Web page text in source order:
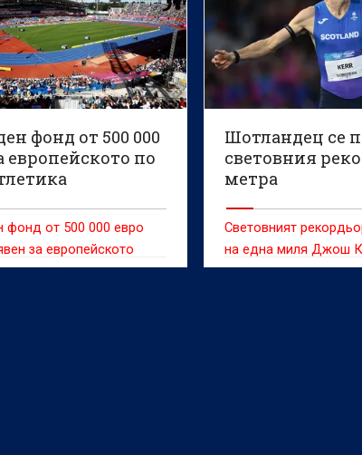
фонд от 500 000
европейското по
фонд от 500 000 евро
за европейското
по лека атлетика,
Шотландец се
световния
метра
Световният
на една миля Джош
нова голяма цел -